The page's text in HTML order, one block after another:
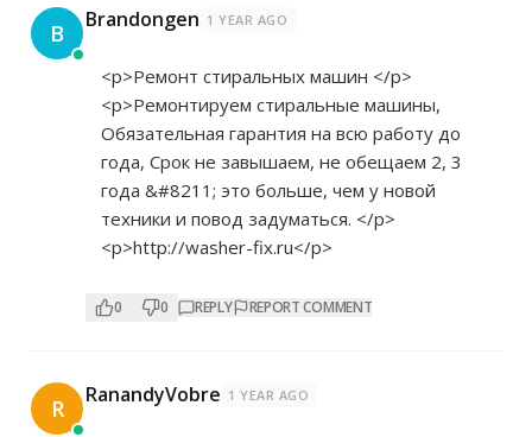
B Brandongen 1 YEAR AGO
<p>Ремонт стиральных машин </p>
<p>Ремонтируем стиральные машины,
Обязательная гарантия на всю работу до
года, Срок не завышаем, не обещаем 2, 3
года &#8211; это больше, чем у новой
техники и повод задуматься. </p>
<p>http://washer-fix.ru</p>
0 0 REPLY REPORT COMMENT
R RanandyVobre 1 YEAR AGO